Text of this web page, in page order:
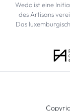
Wedo ist eine
des Artisans
Das